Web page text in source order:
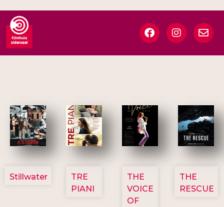
3123
Stillwater
3129
TRE
PIANI
3135
THE
VOICE
OF
3148
THE
RESCUE